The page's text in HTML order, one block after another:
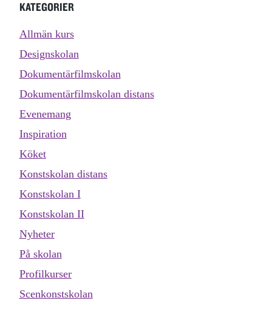
KATEGORIER
Allmän kurs
Designskolan
Dokumentärfilmskolan
Dokumentärfilmskolan distans
Evenemang
Inspiration
Köket
Konstskolan distans
Konstskolan I
Konstskolan II
Nyheter
På skolan
Profilkurser
Scenkonstskolan